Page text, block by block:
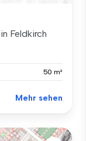
Feldkirch
50 m²
Mehr sehen